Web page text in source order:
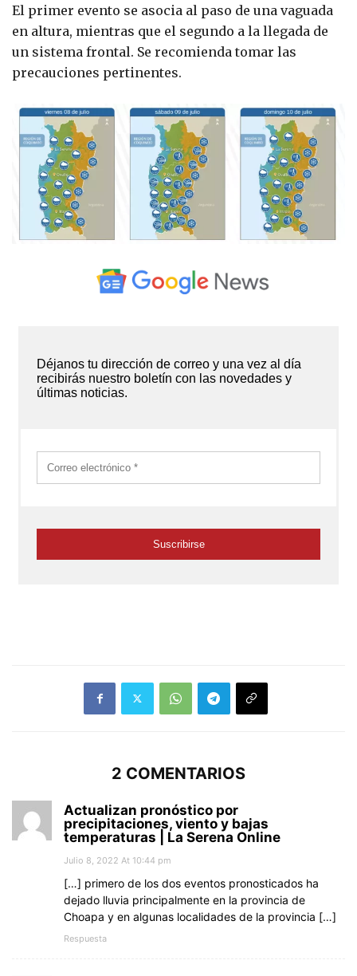
El primer evento se asocia al paso de una vaguada
en altura, mientras que el segundo a la llegada de
un sistema frontal. Se recomienda tomar las
precauciones pertinentes.
2 COMENTARIOS
Actualizan pronóstico por
precipitaciones, viento y bajas
temperaturas | La Serena Online
Julio 8, 2022 At 10:44 pm
[…] primero de los dos eventos pronosticados ha
dejado lluvia principalmente en la provincia de
Choapa y en algunas localidades de la provincia […]
Respuesta